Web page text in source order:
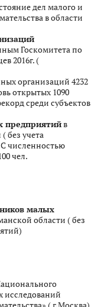
дел малого и
в области
Госкомитета по
2016г. (
организаций 4232
открытых 1090
среди субъектов
предприятийв
без учета
численностью
чел.
малых
области ( без
исследований